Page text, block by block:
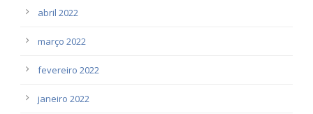
abril 2022
março 2022
fevereiro 2022
janeiro 2022